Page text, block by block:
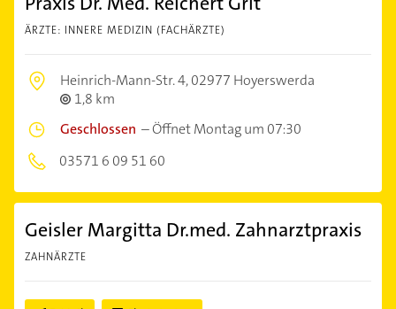
ÄRZTE: INNERE MEDIZIN (FACHÄRZTE)
Heinrich-Mann-Str. 4,02977 Hoyerswerda
1,8 km
Geschlossen –Öffnet Montag um 07:30
03571 6 09 51 60
Geisler Margitta Dr.med. Zahnarztpraxis
ZAHNÄRZTE